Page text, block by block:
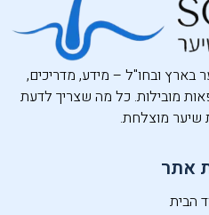
ובחו"ל – מידע, מדריכים,
מובילות. כל מה שצריך לדעת
שיער מוצלחת.
אתר
הבית